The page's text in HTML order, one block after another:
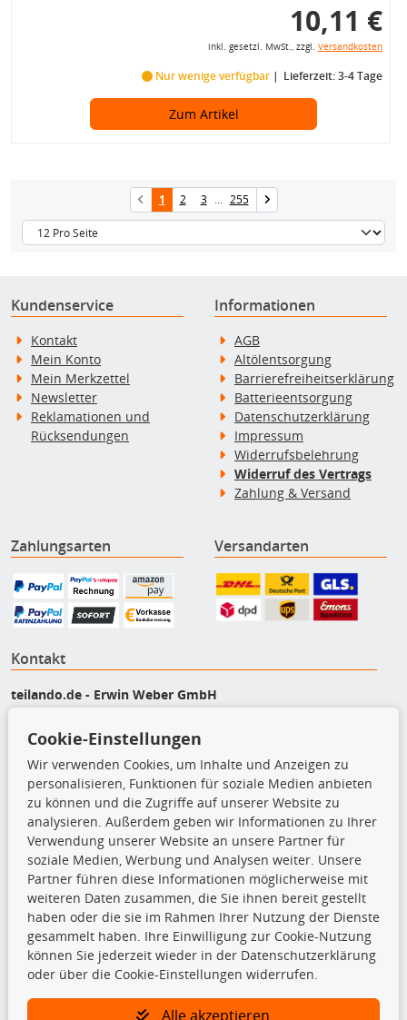
10,11 €
inkl. gesetzl. MwSt., zzgl. Versandkosten
Nur wenige verfügbar Lieferzeit: 3-4 Tage
Zum Artikel
1 2 3 ... 255
Kundenservice
Kontakt
Mein Konto
Mein Merkzettel
Newsletter
Reklamationen und
Rücksendungen
Informationen
AGB
Altölentsorgung
Barrierefreiheitserklärung
Batterieentsorgung
Datenschutzerklärung
Impressum
Widerrufsbelehrung
Widerruf des Vertrags
Zahlung & Versand
Zahlungsarten Versandarten
Kontakt
teilando.de - Erwin Weber GmbH
85376 Hetzenhausen
+49 (0) 8165 / 5093200
shop@teilando.de
Top Produkte
Beleuchtung
Bremsbeläge
Bremsscheiben
Kupplungssatz
Querlenker
Radlager
Stoßdämpfer
Cookie-Einstellungen
Wir verwenden Cookies, um Inhalte und Anzeigen zu
personalisieren, Funktionen für soziale Medien anbieten
zu können und die Zugriffe auf unserer Website zu
analysieren. Außerdem geben wir Informationen zu Ihrer
Verwendung unserer Website an unsere Partner für
soziale Medien, Werbung und Analysen weiter. Unsere
Partner führen diese Informationen möglicherweise mit
weiteren Daten zusammen, die Sie ihnen bereit gestellt
haben oder die sie im Rahmen Ihrer Nutzung der Dienste
gesammelt haben. Ihre Einwilligung zur Cookie-Nutzung
können Sie jederzeit wieder in der Datenschutzerklärung
oder über die Cookie-Einstellungen widerrufen.
Alle akzeptieren